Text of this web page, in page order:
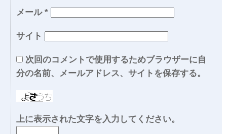
メール *
サイト
次回のコメントで使用するためブラウザーに自
分の名前、メールアドレス、サイトを保存する。
上に表示された文字を入力してください。